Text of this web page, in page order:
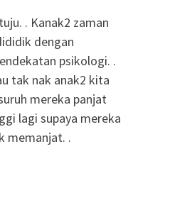
. Kanak2 zaman
dengan
psikologi. .
tak nak anak2 kita
mereka panjat
lagi supaya mereka
memanjat. .